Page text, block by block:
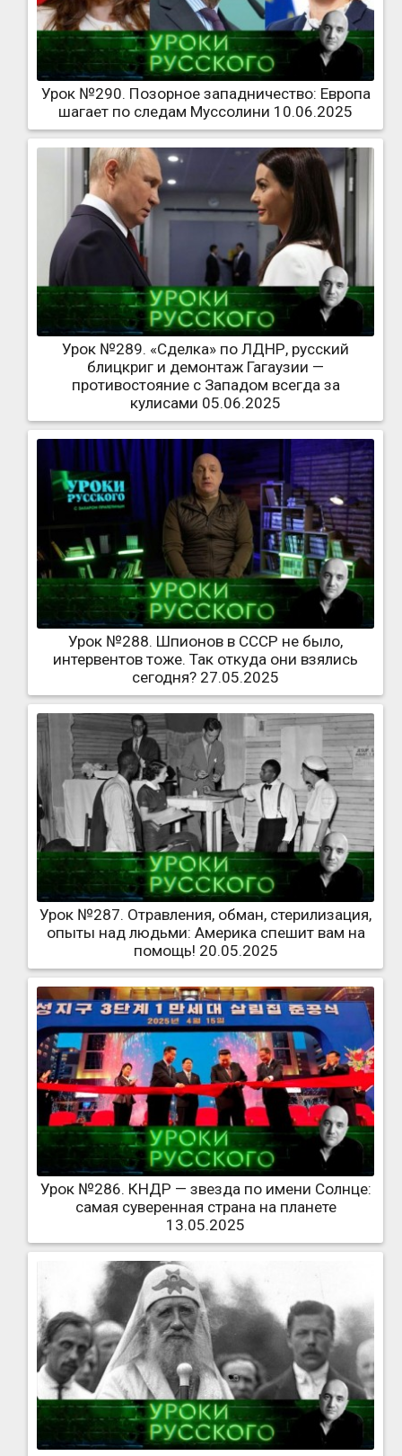
Урок №290. Позорное западничество: Европа
шагает по следам Муссолини 10.06.2025
Урок №289. «Сделка» по ЛДНР, русский
блицкриг и демонтаж Гагаузии —
противостояние с Западом всегда за
кулисами 05.06.2025
Урок №288. Шпионов в СССР не было,
интервентов тоже. Так откуда они взялись
сегодня? 27.05.2025
Урок №287. Отравления, обман, стерилизация,
опыты над людьми: Америка спешит вам на
помощь! 20.05.2025
Урок №286. КНДР — звезда по имени Солнце:
самая суверенная страна на планете
13.05.2025